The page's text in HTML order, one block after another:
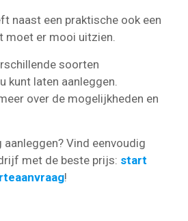
naast een praktische ook een
moet er mooi uitzien.
soorten
kunt laten aanleggen.
over de mogelijkheden en
Vind eenvoudig
met de beste prijs: start
!